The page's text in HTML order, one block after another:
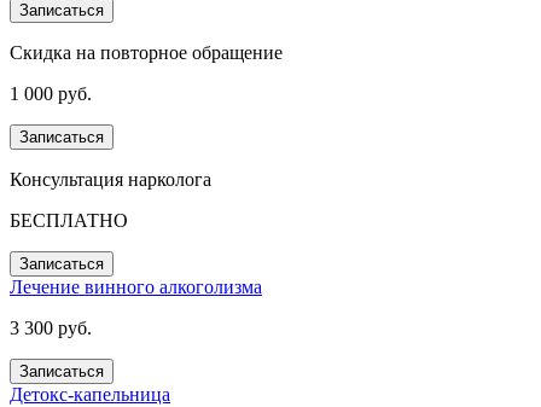
Записаться
Скидка на повторное обращение
1 000 руб.
Записаться
Консультация нарколога
БЕСПЛАТНО
Записаться
Лечение винного алкоголизма
3 300 руб.
Записаться
Детокс-капельница